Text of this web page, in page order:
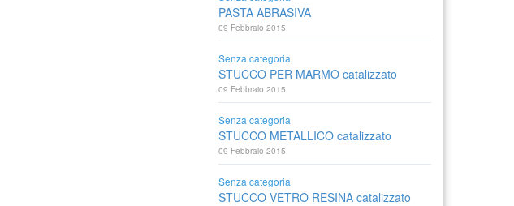
PASTA ABRASIVA
09 Febbraio 2015
Senza categoria
STUCCO PER MARMO catalizzato
09 Febbraio 2015
Senza categoria
STUCCO METALLICO catalizzato
09 Febbraio 2015
Senza categoria
STUCCO VETRO RESINA catalizzato